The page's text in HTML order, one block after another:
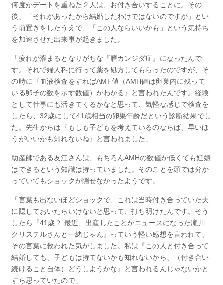
何度かデートを重ねた２人は、お付き合いすることに。その
後、「それがあったから結婚したわけではないのですが」とい
う前置きをしたうえで、「この人ならいいかも」という気持ち
を加速させた出来事が起きました。
「疲れが溜まるとなりがちな『膣カンジダ症』になったんで
す。それで婦人科に行って薬を処方してもらったのですが、そ
の時に『血液検査をすればAMH値（AMH値は卵巣内に残って
いる卵子の数を示す数値）がわかる』と言われたんです。経験
として仕事にも活きてくるかなと思って、気軽な感じで検査を
したら、32歳にして41歳相当の卵巣年齢だという診断結果でし
た。先生からは『もしも子どもを考えているのならば、早いほ
うがいいかも知れないね』と言われました」
助産師である友江さんは、もちろんAMHの数値が低くても妊娠
はできるという知識は持っていました。そのことを頭では分か
っていてもショックが隠せなかったようです。
「言葉も出ないほどショックで、これは当時付き合っていた夫
に隠しておいたらいけないと思って、打ち明けたんです。そう
したら『41歳？ 最近、出産したことがニュースになった滝川
クリステルさんと一緒じゃん』っていう軽い感想を言われて、
その言葉に救われた気がしました。私は『この人と付き合って
結婚しても、子どもは持てないかも知れないから、（付き合い
続けること自体）どうしようかな』と言われるんじゃないかと
すら思っていたので」